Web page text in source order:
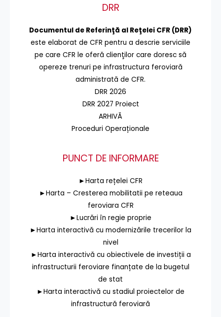
DRR
Documentul de Referinţă al Reţelei CFR (DRR)
este elaborat de CFR pentru a descrie serviciile
pe care CFR le oferă clienţilor care doresc să
opereze trenuri pe infrastructura feroviară
administrată de CFR.
DRR 2026
DRR 2027 Proiect
ARHIVĂ
Proceduri Operaționale
PUNCT DE INFORMARE
►Harta rețelei CFR
►Harta – Cresterea mobilitatii pe reteaua
feroviara CFR
►Lucrări în regie proprie
►Harta interactivă cu modernizările trecerilor la
nivel
►Harta interactivă cu obiectivele de investiții a
infrastructurii feroviare finanțate de la bugetul
de stat
►Harta interactivă cu stadiul proiectelor de
infrastructură feroviară